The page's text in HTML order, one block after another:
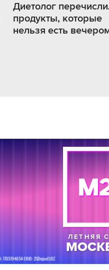
Диетолог
продукты, которые
нельзя есть